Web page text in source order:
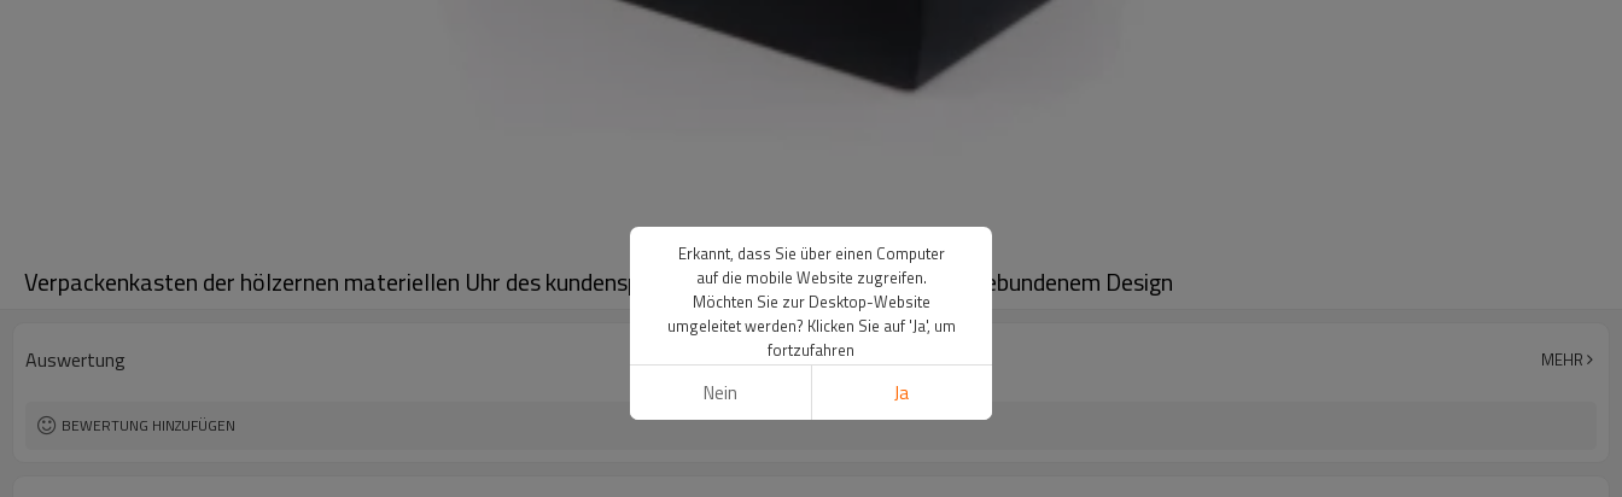
Verpackenkasten der hölzernen materiellen Uhr des kundenspezifischen Luxuslogos mit kundengebundenem Design
Auswertung MEHR
BEWERTUNG HINZUFÜGEN
Erkannt, dass Sie über einen Computer
auf die mobile Website zugreifen.
Möchten Sie zur Desktop-Website
umgeleitet werden? Klicken Sie auf 'Ja', um
fortzufahren
Nein Ja